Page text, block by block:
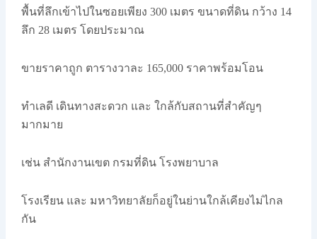
พื้นที่ลึกเข้าไปในซอยเพียง 300 เมตร ขนาดที่ดิน กว้าง 14
ลึก 28 เมตร โดยประมาณ
ขายราคาถูก ตารางวาละ 165,000 ราคาพร้อมโอน
ทำเลดี เดินทางสะดวก และ ใกล้กับสถานที่สำคัญๆ
มากมาย
เช่น สำนักงานเขต กรมที่ดิน โรงพยาบาล
โรงเรียน และ มหาวิทยาลัยก็อยู่ในย่านใกล้เคียงไม่ไกล
กัน